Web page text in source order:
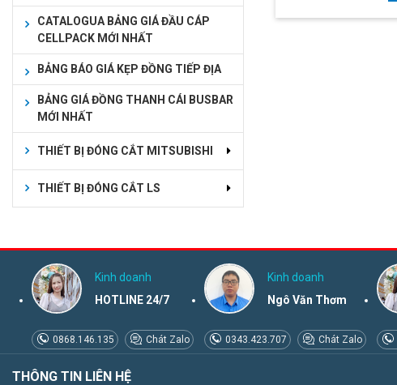
CATALOGUA BẢNG GIÁ ĐẦU CÁP
CELLPACK MỚI NHẤT
BẢNG BÁO GIÁ KẸP ĐỒNG TIẾP ĐỊA
BẢNG GIÁ ĐỒNG THANH CÁI BUSBAR
MỚI NHẤT
THIẾT BỊ ĐÓNG CẮT MITSUBISHI
THIẾT BỊ ĐÓNG CẮT LS
Kinh doanh
HOTLINE 24/7
0868.146.135 Chát Zalo
Kinh doanh
Ngô Văn Thơm
0343.423.707 Chát Zalo
THÔNG TIN LIÊN HỆ